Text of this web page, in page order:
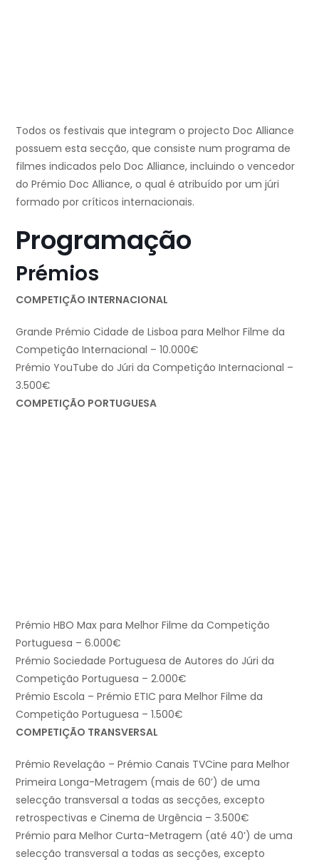
Todos os festivais que integram o projecto Doc Alliance
possuem esta secção, que consiste num programa de
filmes indicados pelo Doc Alliance, incluindo o vencedor
do Prémio Doc Alliance, o qual é atribuído por um júri
formado por críticos internacionais.
Programação
Prémios
COMPETIÇÃO INTERNACIONAL
Grande Prémio Cidade de Lisboa para Melhor Filme da
Competição Internacional – 10.000€
Prémio YouTube do Júri da Competição Internacional –
3.500€
COMPETIÇÃO PORTUGUESA
Prémio HBO Max para Melhor Filme da Competição
Portuguesa – 6.000€
Prémio Sociedade Portuguesa de Autores do Júri da
Competição Portuguesa – 2.000€
Prémio Escola – Prémio ETIC para Melhor Filme da
Competição Portuguesa – 1.500€
COMPETIÇÃO TRANSVERSAL
Prémio Revelação – Prémio Canais TVCine para Melhor
Primeira Longa-Metragem (mais de 60’) de uma
selecção transversal a todas as secções, excepto
retrospectivas e Cinema de Urgência – 3.500€
Prémio para Melhor Curta-Metragem (até 40’) de uma
selecção transversal a todas as secções, excepto